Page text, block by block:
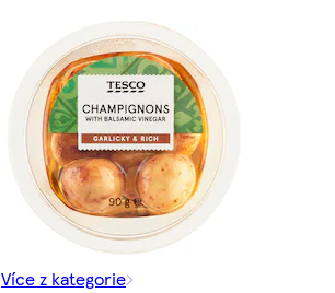
Více z kategorie